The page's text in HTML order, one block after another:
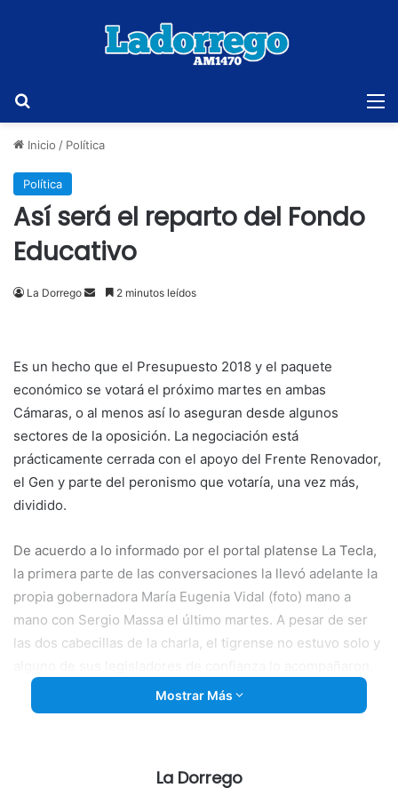
Inicio / Política
Política
Así será el reparto del Fondo
Educativo
La Dorrego
Send2 minutos leídos
Es un hecho que el Presupuesto 2018 y el paquete
económico se votará el próximo martes en ambas
Cámaras, o al menos así lo aseguran desde algunos
sectores de la oposición. La negociación está
prácticamente cerrada con el apoyo del Frente Renovador,
el Gen y parte del peronismo que votaría, una vez más,
dividido.
De acuerdo a lo informado por el portal platense La Tecla,
la primera parte de las conversaciones la llevó adelante la
propia gobernadora María Eugenia Vidal (foto) mano a
mano con Sergio Massa el último martes. A pesar de ser
las dos cabecillas de la charla, el tigrense no estuvo solo y
Allí, se comenzó a cerrar la votación.
Cámara de Diputados, quien
Mostrar Más
La Dorrego